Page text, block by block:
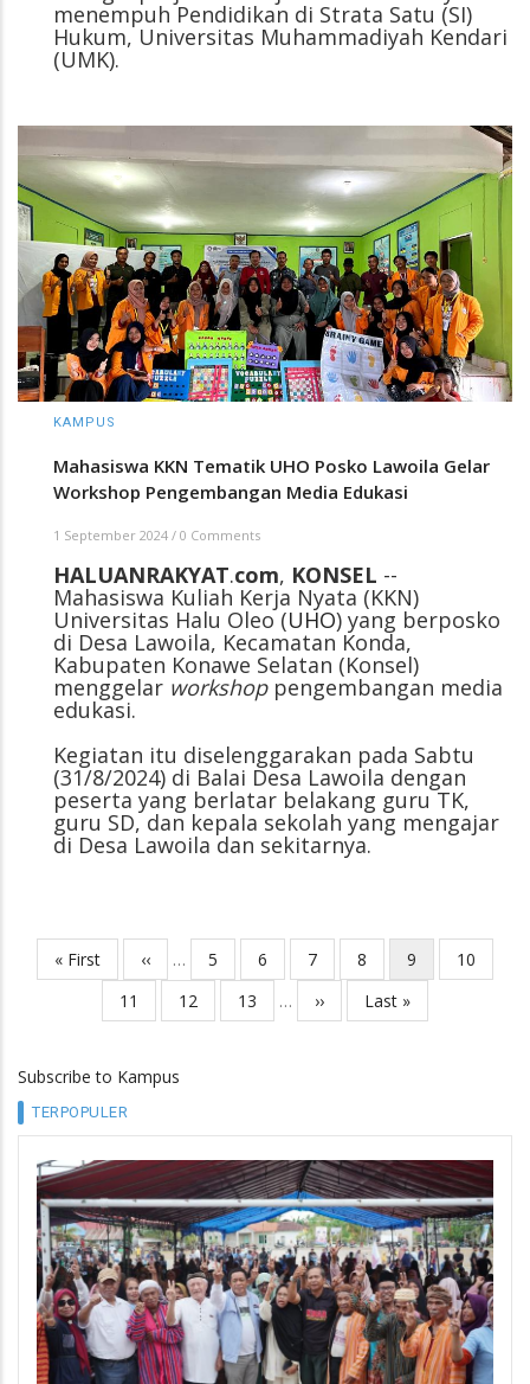
menempuh Pendidikan di Strata Satu (SI)
Hukum, Universitas Muhammadiyah Kendari
(UMK).
KAMPUS
Mahasiswa KKN Tematik UHO Posko Lawoila Gelar
Workshop Pengembangan Media Edukasi
1 September 2024 / 0 Comments
HALUANRAKYAT.com, KONSEL --
Mahasiswa Kuliah Kerja Nyata (KKN)
Universitas Halu Oleo (UHO) yang berposko
di Desa Lawoila, Kecamatan Konda,
Kabupaten Konawe Selatan (Konsel)
menggelar workshop pengembangan media
edukasi.
Kegiatan itu diselenggarakan pada Sabtu
(31/8/2024) di Balai Desa Lawoila dengan
peserta yang berlatar belakang guru TK,
guru SD, dan kepala sekolah yang mengajar
di Desa Lawoila dan sekitarnya.
Pagination
First
page
« First
Previous
page
‹‹ … Page
5 Page
6 Page
7 Page
8
Current
page
9 Page
10
Page
11 Page
12 Page
13 …
Next
page
››
Last
page
Last »
Subscribe to Kampus
TERPOPULER